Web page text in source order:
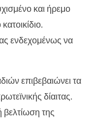
και ήρεμο
ενδεχομένως να
επιβεβαιώνει τα
δίαιτας.
βελτίωση της